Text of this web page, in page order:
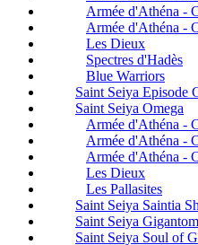
Armée d'Athéna -
Armée d'Athéna -
Les Dieux
Spectres d'Hadès
Blue Warriors
Saint Seiya Episode
Saint Seiya Omega
Armée d'Athéna -
Armée d'Athéna -
Armée d'Athéna -
Les Dieux
Les Pallasites
Saint Seiya Saintia
Saint Seiya
Saint Seiya Soul of